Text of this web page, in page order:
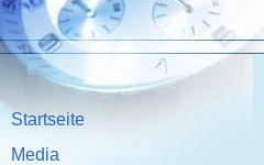
Startseite
Media